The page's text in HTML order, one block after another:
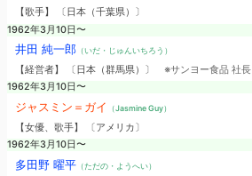
【歌手】 〔日本（千葉県）〕
1962年3月10日〜
井田 純一郎（いだ・じゅんいちろう）
【経営者】 〔日本（群馬県）〕 ※サンヨー食品 社長
1962年3月10日〜
ジャスミン＝ガイ （Jasmine Guy）
【女優、歌手】 〔アメリカ〕
1962年3月10日〜
多田野 曜平（ただの・ようへい）